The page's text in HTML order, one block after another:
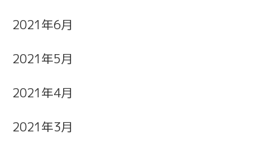
2021年6月
2021年5月
2021年4月
2021年3月